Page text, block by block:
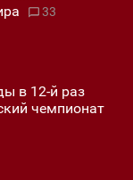
33
в 12-й раз
чемпионат